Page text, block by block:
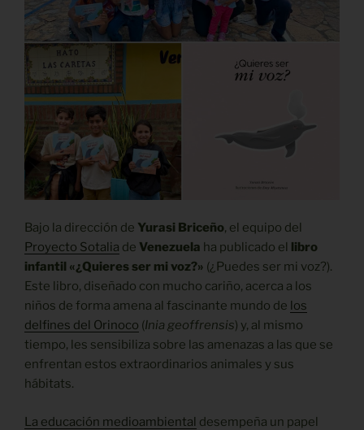
Bajo la dirección de Yurasi Briceño, el equipo del
Proyecto Sotalia de Venezuela ha publicado el libro
infantil «¿Quieres ser mi voz?» (¿Puedes ser mi voz?).
Este libro, diseñado con mucho cariño, acerca a los
niños de forma amena al fascinante mundo de los
delfines del Orinoco (Inia geoffrensis) y, al mismo
tiempo, les sensibiliza sobre las amenazas a las que se
enfrentan estos extraordinarios animales y sus
hábitats.
La educación medioambiental desempeña un papel